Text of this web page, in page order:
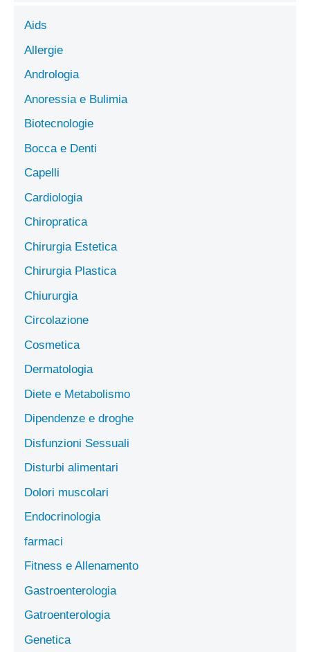
Aids
Allergie
Andrologia
Anoressia e Bulimia
Biotecnologie
Bocca e Denti
Capelli
Cardiologia
Chiropratica
Chirurgia Estetica
Chirurgia Plastica
Chiururgia
Circolazione
Cosmetica
Dermatologia
Diete e Metabolismo
Dipendenze e droghe
Disfunzioni Sessuali
Disturbi alimentari
Dolori muscolari
Endocrinologia
farmaci
Fitness e Allenamento
Gastroenterologia
Gatroenterologia
Genetica